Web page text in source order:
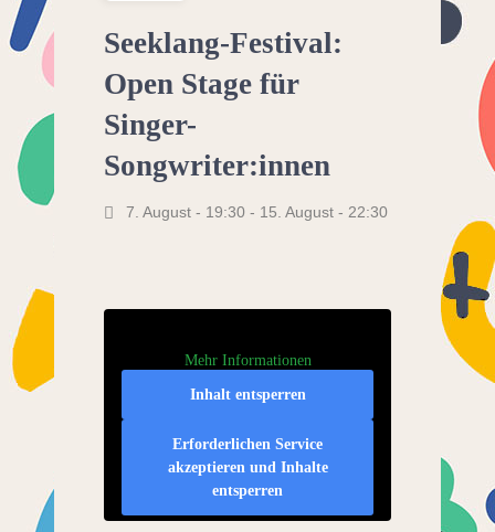
Seeklang-Festival:
Open Stage für
Singer-
Songwriter:innen
7. August - 19:30 - 15. August - 22:30
Mehr Informationen
Inhalt entsperren
Erforderlichen Service
akzeptieren und Inhalte
entsperren